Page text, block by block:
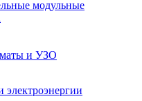
модульные
и УЗО
электроэнергии